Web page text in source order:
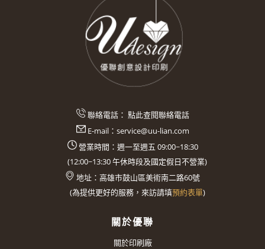
聯絡電話： 點此查閱聯絡電話
E-mail： service@uu-lian.com
營業時間：週一至週五 09:00~18:30
(12:00~13:30午休時段及國定假日不營業)
地址： 高雄市鼓山區美術南二路60號
(為提供更好的服務，來訪請填預約表單)
關於優聯
關於印刷廠